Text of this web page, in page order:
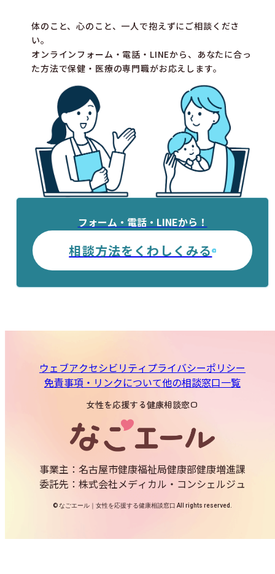
体のこと、心のこと、一人で抱えずにご相談くださ
い。
オンラインフォーム・電話・LINEから、あなたに合っ
た方法で保健・医療の専門職がお応えします。
フォーム・電話・LINEから！
相談方法をくわしくみる
ウェブアクセシビリティ プライバシーポリシー
免責事項・リンクについて他の相談窓口一覧
女性を応援する健康相談窓口
事業主：名古屋市健康福祉局健康部健康増進課
委託先：株式会社メディカル・コンシェルジュ
© なごエール｜女性を応援する健康相談窓口 All rights reserved.